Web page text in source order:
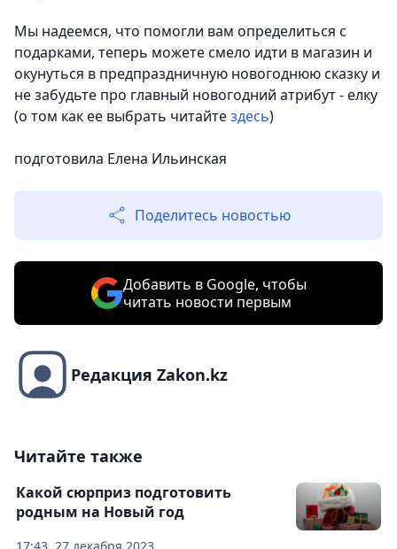
Мы надеемся, что помогли вам определиться с
подарками, теперь можете смело идти в магазин и
окунуться в предпраздничную новогоднюю сказку и
не забудьте про главный новогодний атрибут - елку
(о том как ее выбрать читайтездесь)
подготовила Елена Ильинская
Поделитесь новостью
Добавить в Google, чтобы
читать новости первым
Редакция Zakon.kz
Читайте также
Какой сюрприз подготовить
родным на Новый год